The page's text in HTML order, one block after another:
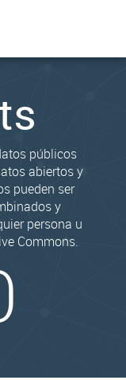
públicos
abiertos y
pueden ser
y
persona u
Commons.